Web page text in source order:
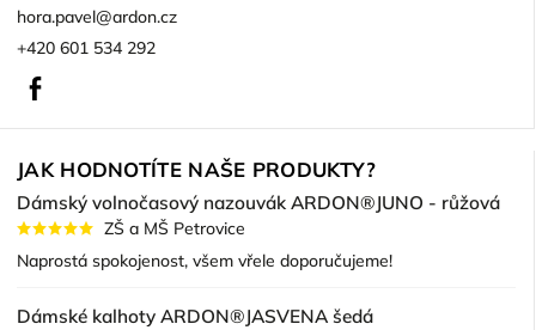
hora.pavel@ardon.cz
+420 601 534 292
JAK HODNOTÍTE NAŠE PRODUKTY?
Dámský volnočasový nazouvák ARDON®JUNO - růžová
ZŠ a MŠ Petrovice
Naprostá spokojenost, všem vřele doporučujeme!
Dámské kalhoty ARDON®JASVENA šedá